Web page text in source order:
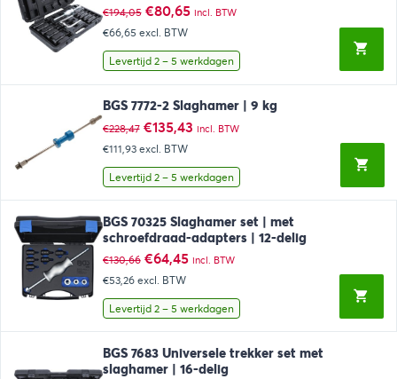
€194,05 Oorspronkelijke
prijs
was:
€194,05.
€80,65Huidige
€80,65.
incl. BTW
€66,65 excl. BTW
Levertijd 2 – 5 werkdagen
BGS 7772-2 Slaghamer | 9 kg
€228,47 Oorspronkelijke
prijs
was:
€228,47.
€135,43Huidige
€135,43.
incl. BTW
€111,93 excl. BTW
Levertijd 2 – 5 werkdagen
BGS 70325 Slaghamer set | met
schroefdraad-adapters | 12-delig
€130,66 Oorspronkelijke
prijs
was:
€130,66.
€64,45Huidige
€64,45.
incl. BTW
€53,26 excl. BTW
Levertijd 2 – 5 werkdagen
BGS 7683 Universele trekker set met
slaghamer | 16-delig